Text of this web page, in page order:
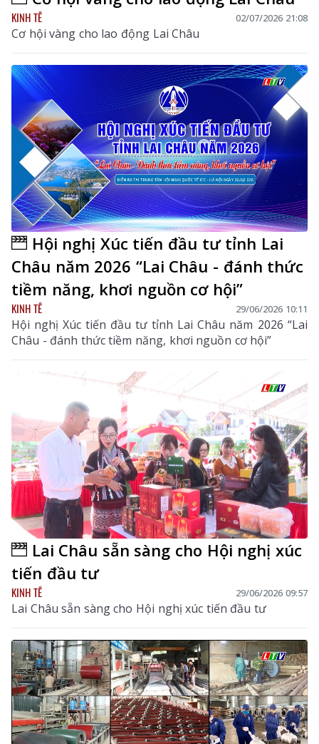
KINH TẾ 02/07/2026 21:08
Cơ hội vàng cho lao động Lai Châu
Hội nghị Xúc tiến đầu tư tỉnh Lai
Châu năm 2026 “Lai Châu - đánh thức
tiềm năng, khơi nguồn cơ hội”
KINH TẾ 29/06/2026 10:11
Hội nghị Xúc tiến đầu tư tỉnh Lai Châu năm 2026 “Lai
Châu - đánh thức tiềm năng, khơi nguồn cơ hội”
Lai Châu sẵn sàng cho Hội nghị xúc
tiến đầu tư
KINH TẾ 29/06/2026 09:57
Lai Châu sẵn sàng cho Hội nghị xúc tiến đầu tư